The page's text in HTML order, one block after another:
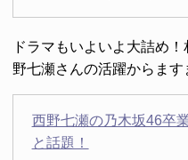
ドラマもいよいよ大詰め
野七瀬さんの活躍からます
西野七瀬の乃木坂46卒
と話題！